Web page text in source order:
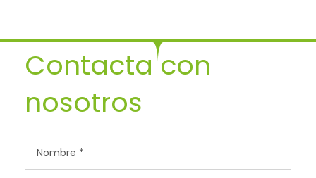
Contacta con
nosotros